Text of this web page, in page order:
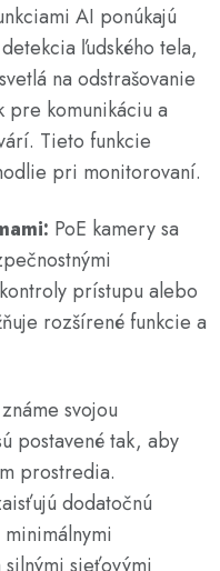
AI ponúkajú
ľudského tela,
na odstrašovanie
pre komunikáciu a
Tieto funkcie
pri monitorovaní.
PoE kamery sa
prístupu alebo
rozšírené funkcie a
svojou
postavené tak, aby
prostredia.
dodatočnú
sieťovými